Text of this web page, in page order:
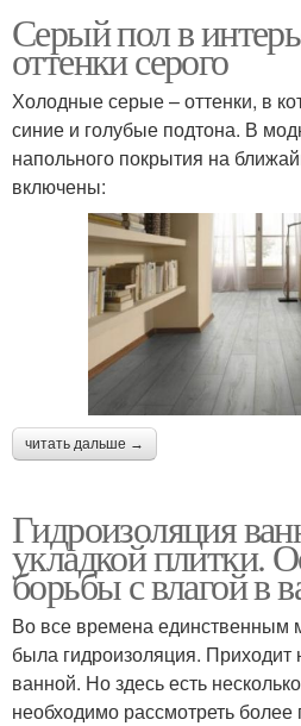
Серый пол в
оттенки серого
Холодные серые – оттенки, в
синие и голубые подтона. В
напольного покрытия на
включены:
читать дальше →
Гидроизоляция
укладкой плитки.
борьбы с влагой в
Во все времена единственным
была гидроизоляция.
ванной. Но здесь есть
необходимо рассмотреть более